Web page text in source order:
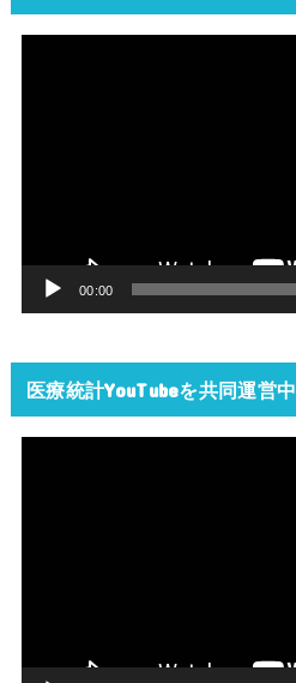
00:00
医療統計YouTubeを共同運営中